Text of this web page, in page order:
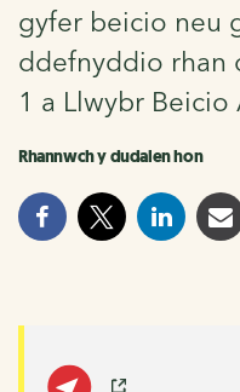
gyfer beicio neu
ddefnyddio rhan
1 a Llwybr
Rhannwch y dudalen hon